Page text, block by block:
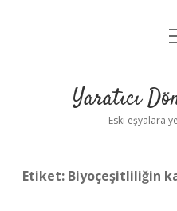
Yaratıcı
Eski eşyalara
Etiket: Biyoçeşitliliğin